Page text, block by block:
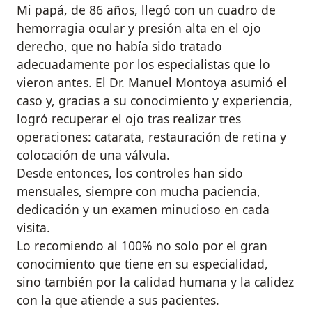
Mi papá, de 86 años, llegó con un cuadro de
hemorragia ocular y presión alta en el ojo
derecho, que no había sido tratado
adecuadamente por los especialistas que lo
vieron antes. El Dr. Manuel Montoya asumió el
caso y, gracias a su conocimiento y experiencia,
logró recuperar el ojo tras realizar tres
operaciones: catarata, restauración de retina y
colocación de una válvula.
Desde entonces, los controles han sido
mensuales, siempre con mucha paciencia,
dedicación y un examen minucioso en cada
visita.
Lo recomiendo al 100% no solo por el gran
conocimiento que tiene en su especialidad,
sino también por la calidad humana y la calidez
con la que atiende a sus pacientes.